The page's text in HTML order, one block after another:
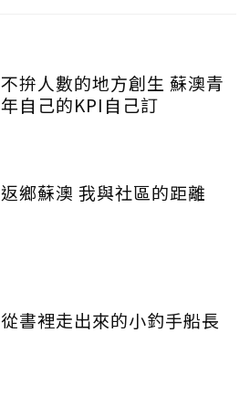
不拚人數的地方創生 蘇澳青
年自己的KPI自己訂
返鄉蘇澳 我與社區的距離
從書裡走出來的小釣手船長